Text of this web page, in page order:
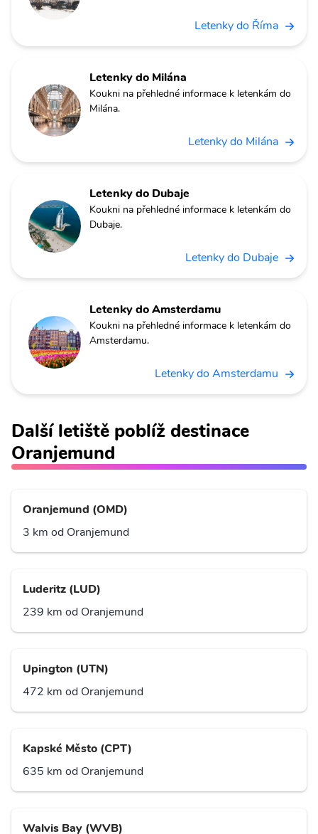
Letenky do Říma
Letenky do Milána
Koukni na přehledné informace k letenkám do
Milána.
Letenky do Milána
Letenky do Dubaje
Koukni na přehledné informace k letenkám do
Dubaje.
Letenky do Dubaje
Letenky do Amsterdamu
Koukni na přehledné informace k letenkám do
Amsterdamu.
Letenky do Amsterdamu
Další letiště poblíž destinace
Oranjemund
Oranjemund (OMD)
3 km od Oranjemund
Luderitz (LUD)
239 km od Oranjemund
Upington (UTN)
472 km od Oranjemund
Kapské Město (CPT)
635 km od Oranjemund
Walvis Bay (WVB)